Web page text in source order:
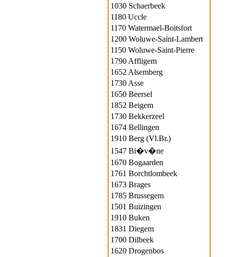
1030 Schaerbeek
1180 Uccle
1170 Watermael-Boitsfort
1200 Woluwe-Saint-Lambert
1150 Woluwe-Saint-Pierre
1790 Affligem
1652 Alsemberg
1730 Asse
1650 Beersel
1852 Beigem
1730 Bekkerzeel
1674 Bellingen
1910 Berg (Vl.Br.)
1547 Bi�v�ne
1670 Bogaarden
1761 Borchtlombeek
1673 Brages
1785 Brussegem
1501 Buizingen
1910 Buken
1831 Diegem
1700 Dilbeek
1620 Drogenbos